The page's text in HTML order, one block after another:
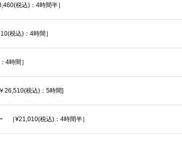
税込)：4時間半］
税込)：4時間］
4時間］
26,510(税込)：5時間]
［¥21,010(税込)：4時間半］